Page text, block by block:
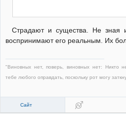
Страдают и существа. Не зная
воспринимают его реальным. Их
"Виновных нет, поверь, виновных нет: Никто
тебе любого оправдать, поскольку рот могу
Сайт